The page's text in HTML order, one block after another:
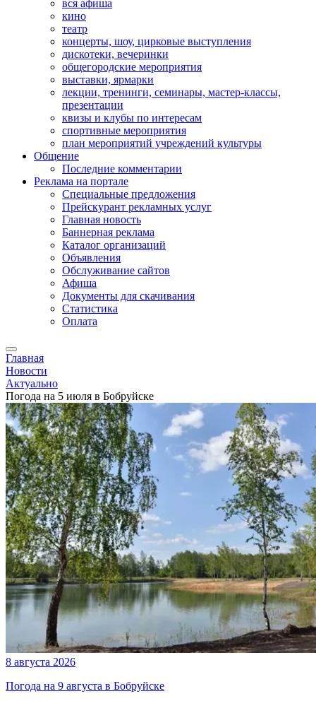
вся афиша
кино
театр
концерты, шоу, цирковые выступления
дискотеки, вечеринки
общегородские мероприятия
выставки, ярмарки
лекции, тренинги, семинары, мастер-классы,
презентации
квизы и клубы по интересам
спортивные мероприятия
план мероприятий учреждений культуры
Общение
Последние комментарии
Реклама на портале
Специальные предложения
Прейскурант рекламных услуг
Главная новость
Баннерная реклама
Каталог организаций
Объявления
Обслуживание сайтов
Афиша
Документы для скачивания
Статистика
Оплата
Главная
Новости
Актуально
Погода на 5 июля в Бобруйске
8 августа 2026
Погода на 9 августа в Бобруйске